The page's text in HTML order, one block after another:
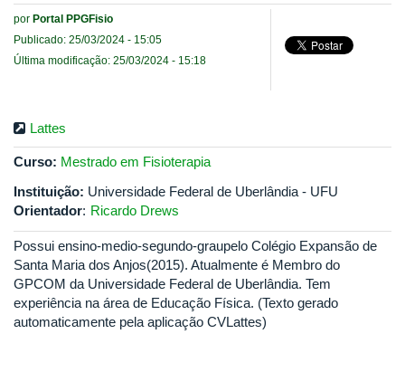
por Portal PPGFisio
Publicado: 25/03/2024 - 15:05
Última modificação: 25/03/2024 - 15:18
Lattes
Curso: Mestrado em Fisioterapia
Instituição: Universidade Federal de Uberlândia - UFU
Orientador: Ricardo Drews
Possui ensino-medio-segundo-graupelo Colégio Expansão de
Santa Maria dos Anjos(2015). Atualmente é Membro do
GPCOM da Universidade Federal de Uberlândia. Tem
experiência na área de Educação Física. (Texto gerado
automaticamente pela aplicação CVLattes)